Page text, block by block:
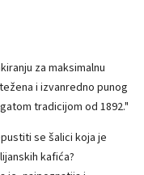
za maksimalnu
i izvanredno punog
tradicijom od 1892."
se šalici koja je
kafića?